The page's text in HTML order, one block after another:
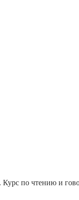
Курс по чтению и